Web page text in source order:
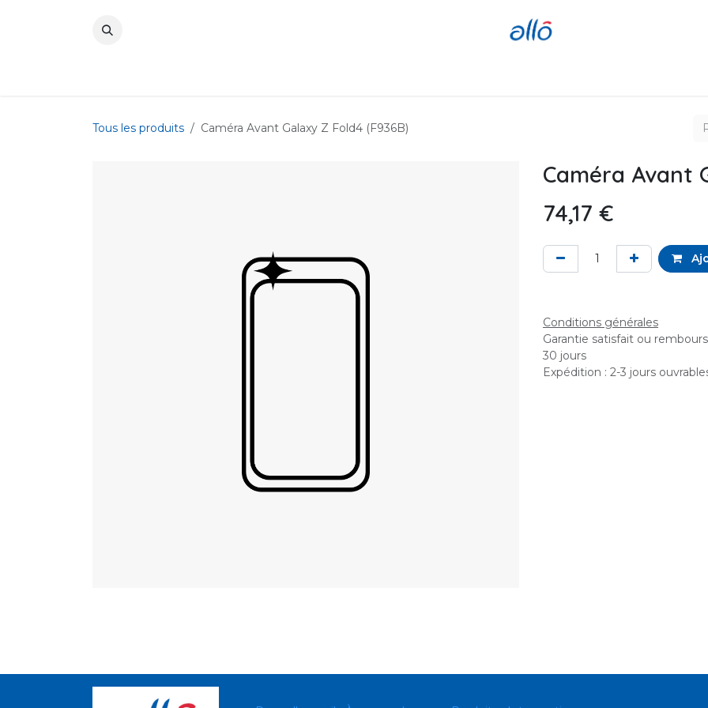
Tous les produits Caméra Avant Galaxy Z Fold4 (F936B)
Caméra Avant
74,17 €
Conditions générales
Garantie satisfait ou
30 jours
Expédition : 2-3 jours